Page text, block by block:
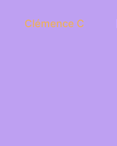
Clémence C